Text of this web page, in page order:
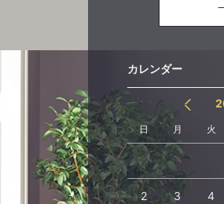
カレンダー
日 月 火
2 3 4